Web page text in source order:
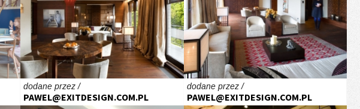
dodane przez /
PAWEL@EXITDESIGN.COM.PL
dodane przez /
PAWEL@EXITDESIGN.COM.PL